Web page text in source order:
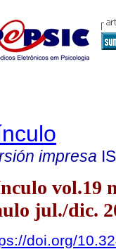
impresa
vol.19
jul./dic.
doi.org/